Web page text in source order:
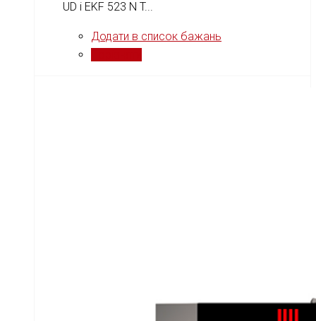
UD і EKF 523 N T...
Додати в список бажань